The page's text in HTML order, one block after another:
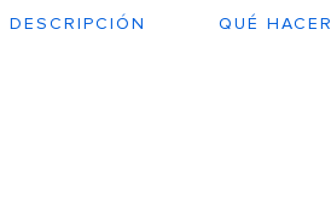
DESCRIPCIÓN QUÉ HACER